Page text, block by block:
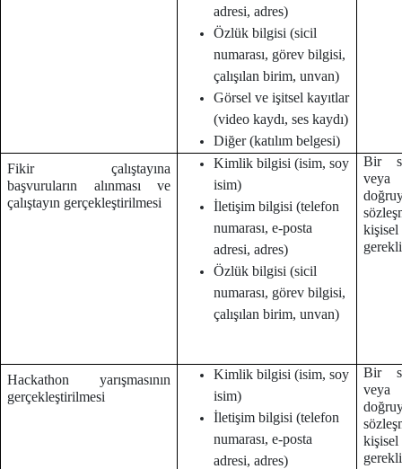
adresi, adres)
Özlük bilgisi (sicil
numarası, görev bilgisi,
çalışılan birim, unvan)
Görsel ve işitsel kayıtlar
(video kaydı, ses kaydı)
Diğer (katılım belgesi)
Fikir çalıştayına
başvuruların alınması ve
çalıştayın gerçekleştirilmesi
Kimlik bilgisi (isim, soy
isim)
İletişim bilgisi (telefon
numarası, e-posta
adresi, adres)
Özlük bilgisi (sicil
numarası, görev bilgisi,
çalışılan birim, unvan)
Bir
veya
Hackathon yarışmasının
gerçekleştirilmesi
Kimlik bilgisi (isim, soy
isim)
İletişim bilgisi (telefon
numarası, e-posta
adresi, adres)
Bir
veya